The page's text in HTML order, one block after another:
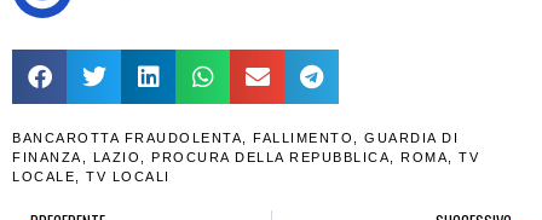
BANCAROTTA FRAUDOLENTA FALLIMENTO
GUARDIA DI
FINANZA
LAZIO PROCURA DELLA REPUBBLICA ROMA
TV
LOCALE
TV LOCALI